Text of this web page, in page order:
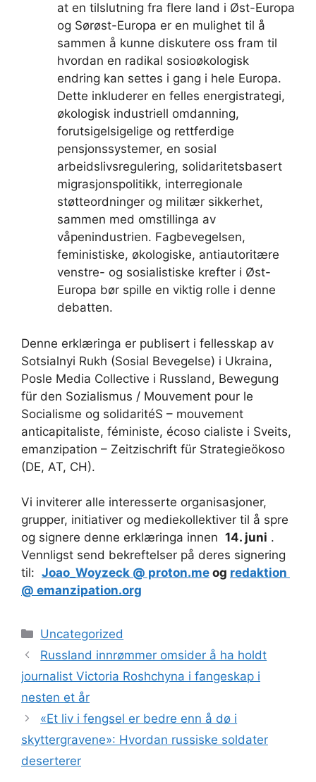
at en tilslutning fra flere land i Øst-Europa
og Sørøst-Europa er en mulighet til å
sammen å kunne diskutere oss fram til
hvordan en radikal sosioøkologisk
endring kan settes i gang i hele Europa.
Dette inkluderer en felles energistrategi,
økologisk industriell omdanning,
forutsigelsigelige og rettferdige
pensjonssystemer, en sosial
arbeidslivsregulering, solidaritetsbasert
migrasjonspolitikk, interregionale
støtteordninger og militær sikkerhet,
sammen med omstillinga av
våpenindustrien. Fagbevegelsen,
feministiske, økologiske, antiautoritære
venstre- og sosialistiske krefter i Øst-
Europa bør spille en viktig rolle i denne
debatten.
Denne erklæringa er publisert i fellesskap av
Sotsialnyi Rukh (Sosial Bevegelse) i Ukraina,
Posle Media Collective i Russland, Bewegung
für den Sozialismus / Mouvement pour le
Socialisme og solidaritéS – mouvement
anticapitaliste, féministe, écoso cialiste i Sveits,
emanzipation – Zeitzischrift für Strategieökoso
(DE, AT, CH).
Vi inviterer alle interesserte organisasjoner,
grupper, initiativer og mediekollektiver til å spre
og signere denne erklæringa innen 14. juni .
Vennligst send bekreftelser på deres signering
til: Joao_Woyzeck @ proton.me og redaktion
@ emanzipation.org
Kategorier
Uncategorized
Russland innrømmer omsider å ha holdt
journalist Victoria Roshchyna i fangeskap i
nesten et år
«Et liv i fengsel er bedre enn å dø i
skyttergravene»: Hvordan russiske soldater
deserterer